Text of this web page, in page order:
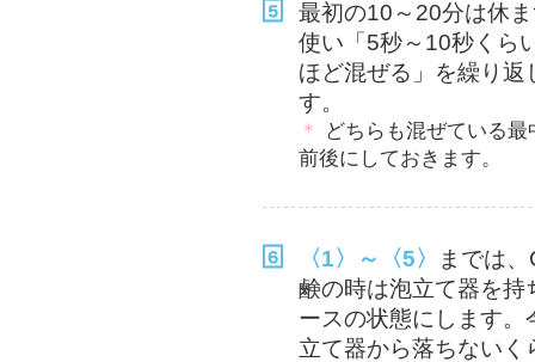
最初の10～20分は休
使い「5秒～10秒くら
ほど混ぜる」を繰り
す。
＊
どちらも混ぜている
前後にしておきます。
〈1〉～〈5〉
までは
鹸の時は泡立て器を
ースの状態にします
立て器から落ちない